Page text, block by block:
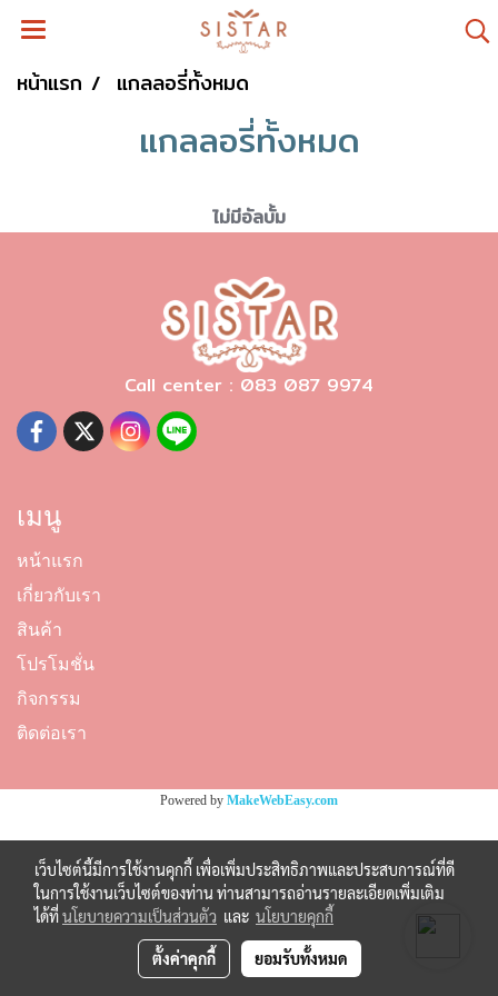
หน้าแรก แกลลอรี่ทั้งหมด
แกลลอรี่ทั้งหมด
ไม่มีอัลบั้ม
Call center : 083 087 9974
เมนู
หน้าแรก
เกี่ยวกับเรา
สินค้า
โปรโมชั่น
กิจกรรม
ติดต่อเรา
Powered by MakeWebEasy.com
เว็บไซต์นี้มีการใช้งานคุกกี้ เพื่อเพิ่มประสิทธิภาพและประสบการณ์ที่ดี
ในการใช้งานเว็บไซต์ของท่าน ท่านสามารถอ่านรายละเอียดเพิ่มเติม
ได้ที่นโยบายความเป็นส่วนตัว และ นโยบายคุกกี้
ตั้งค่าคุกกี้ ยอมรับทั้งหมด